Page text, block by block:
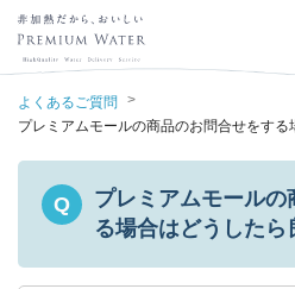
よくあるご質問
>
プレミアムモールの商品のお問合せをする
Q
プレミアムモール
る場合はどうしたら